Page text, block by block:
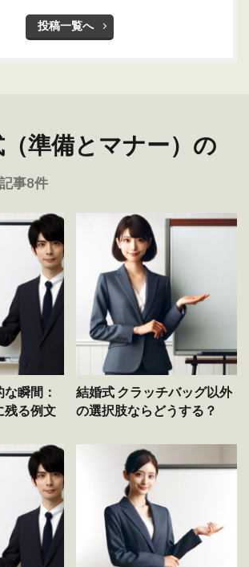
投稿一覧へ
準備とマナー）の
事8件
瞬間：
残る例文
結婚式 クラッチバッグ以外
の選択肢ならどうする？